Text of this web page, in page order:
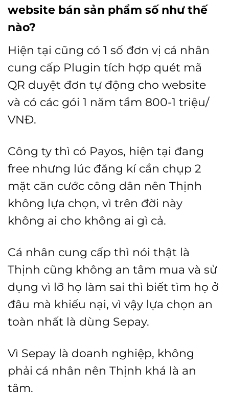
website bán sản phẩm số như thế
nào?
Hiện tại cũng có 1 số đơn vị cá nhân
cung cấp Plugin tích hợp quét mã
QR duyệt đơn tự động cho website
và có các gói 1 năm tầm 800-1 triệu/
VNĐ.
Công ty thì có Payos, hiện tại đang
free nhưng lúc đăng kí cần chụp 2
mặt căn cước công dân nên Thịnh
không lựa chọn, vì trên đời này
không ai cho không ai gì cả.
Cá nhân cung cấp thì nói thật là
Thịnh cũng không an tâm mua và sử
dụng vì lỡ họ làm sai thì biết tìm họ ở
đâu mà khiếu nại, vì vậy lựa chọn an
toàn nhất là dùng Sepay.
Vì Sepay là doanh nghiệp, không
phải cá nhân nên Thịnh khá là an
tâm.